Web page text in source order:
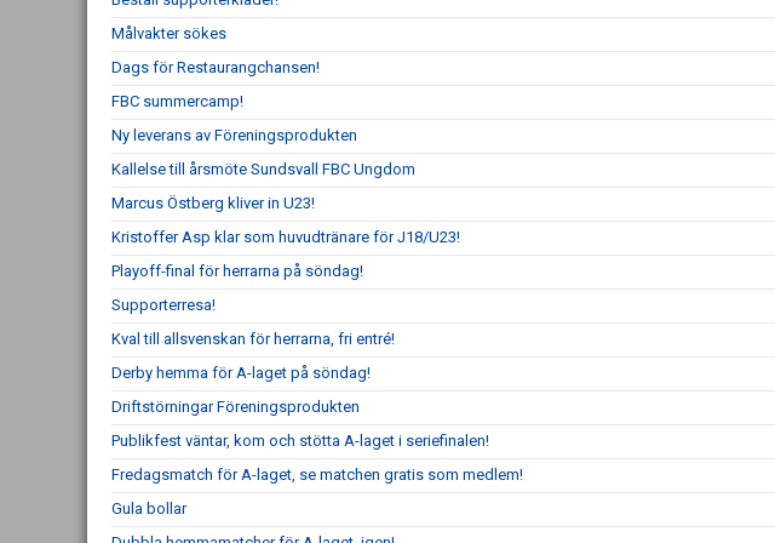
Målvakter sökes
Dags för Restaurangchansen!
FBC summercamp!
Ny leverans av Föreningsprodukten
Kallelse till årsmöte Sundsvall FBC Ungdom
Marcus Östberg kliver in U23!
Kristoffer Asp klar som huvudtränare för J18/U23!
Playoff-final för herrarna på söndag!
Supporterresa!
Kval till allsvenskan för herrarna, fri entré!
Derby hemma för A-laget på söndag!
Driftstörningar Föreningsprodukten
Publikfest väntar, kom och stötta A-laget i seriefinalen!
Fredagsmatch för A-laget, se matchen gratis som medlem!
Gula bollar